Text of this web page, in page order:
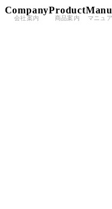
Company
会社案内
Product
商品案内 マニュ